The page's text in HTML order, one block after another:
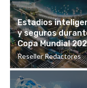
Estadios
y seguros
Copa Mundial
Reseller Redactores